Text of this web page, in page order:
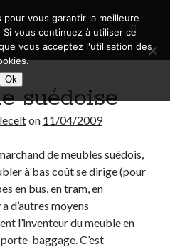
open
primary
menu
et Caluire, mon choix pour l’avenir
Vélo : Aventures Familiales près de
suédoise
on 11/04/2009
de meubles suédois,
à bas coût se dirige (pour
en bus, en tram, en
a d’autres moyens
l’inventeur du meuble en
baggage. C’est
vous garantir la meilleure
vous continuez à utiliser ce
vous acceptez l'utilisation des
Ok